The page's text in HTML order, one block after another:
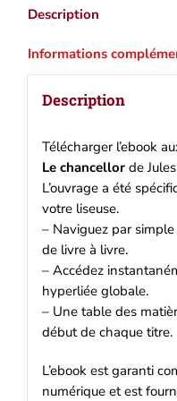
pdf,
Description
Informations
Description
Télécharger l’ebook
Le chancellorde
L’ouvrage a été
votre liseuse.
– Naviguez par
de livre à livre.
– Accédez
hyperliée globale.
– Une table des
début de chaque titre.
L’ebook est garanti
numérique et est